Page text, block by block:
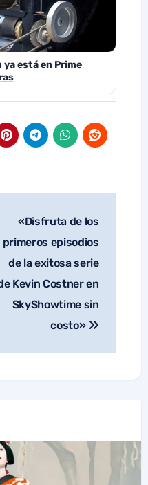
ya está en Prime
«Disfruta de los
primeros episodios
de la exitosa serie
Kevin Costner en
SkyShowtime sin
costo»